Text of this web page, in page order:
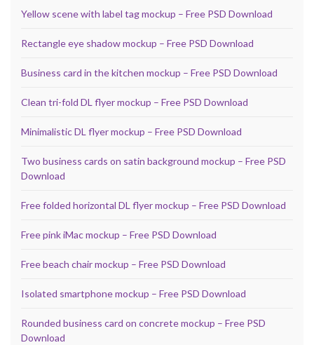
Yellow scene with label tag mockup – Free PSD Download
Rectangle eye shadow mockup – Free PSD Download
Business card in the kitchen mockup – Free PSD Download
Clean tri-fold DL flyer mockup – Free PSD Download
Minimalistic DL flyer mockup – Free PSD Download
Two business cards on satin background mockup – Free PSD
Download
Free folded horizontal DL flyer mockup – Free PSD Download
Free pink iMac mockup – Free PSD Download
Free beach chair mockup – Free PSD Download
Isolated smartphone mockup – Free PSD Download
Rounded business card on concrete mockup – Free PSD
Download